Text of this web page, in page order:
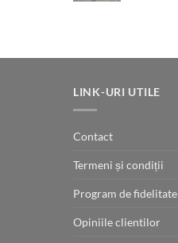
LINK-URI UTILE
Contact
Termeni și condiții
Program de fidelitate
Opiniile clientilor